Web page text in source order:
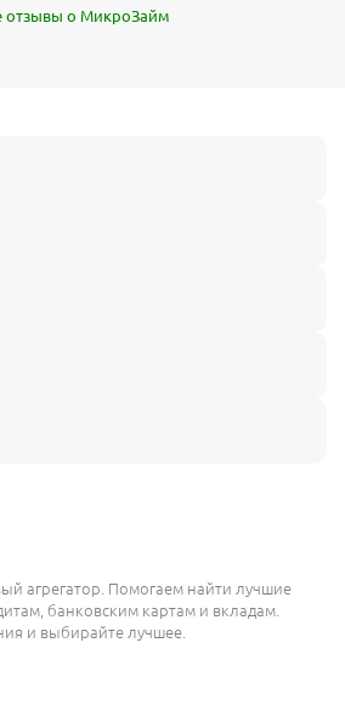
отзывы о МикроЗайм
агрегатор. Помогаем найти лучшие
банковским картам и вкладам.
и выбирайте лучшее.